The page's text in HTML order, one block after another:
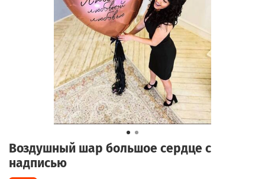
Воздушный шар большое сердце с
надписью